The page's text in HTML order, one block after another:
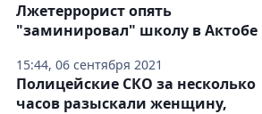
15:44, 06 сентября 2021
Лжетеррорист опять
"заминировал" школу в Актобе
Полицейские СКО за несколько
часов разыскали женщину,